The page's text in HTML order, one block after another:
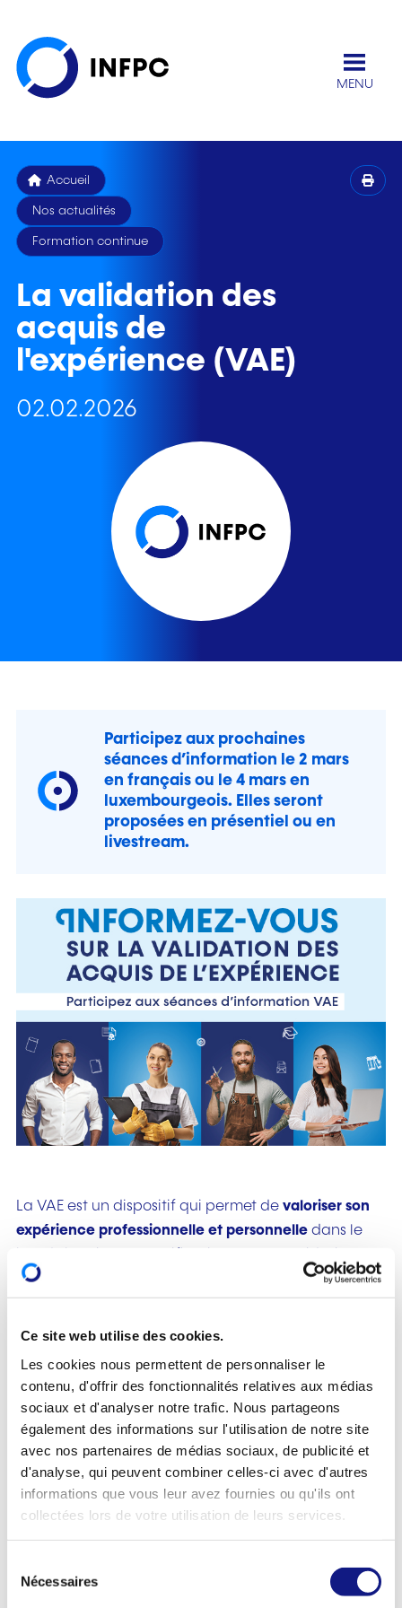
Ce site web utilise des cookies.
Les cookies nous permettent de personnaliser le
contenu, d'offrir des fonctionnalités relatives aux médias
sociaux et d'analyser notre trafic. Nous partageons
également des informations sur l'utilisation de notre site
avec nos partenaires de médias sociaux, de publicité et
d'analyse, qui peuvent combiner celles-ci avec d'autres
informations que vous leur avez fournies ou qu'ils ont
collectées lors de votre utilisation de leurs services.
Nécessaires
MENU
Accueil
Nos actualités
Formation continue
La validation des
acquis de
l'expérience (VAE)
02.02.2026
Participez aux prochaines
séances d’information le 2 mars
en françaisou le 4 mars en
luxembourgeois. Elles seront
proposées en présentiel ou en
livestream.
La VAE est un dispositif qui permet de valoriser son
expérience professionnelle et personnelle dans le
partielle, d'accéder à un parcours de formation ou
de bénéficier d'une dispense de certains cours d'un
programme d'études.
Les qualifications suivantes sont concernées:
diplôme ou certificat de l'enseignement
secondaire général(Diplôme de fin d'études
secondaires générales, DT - Diplôme de
technicien, DAP - Diplôme d'aptitude
professionnelle, CCP - Certificat de capacité
accès aux études ou obtention de dispense de